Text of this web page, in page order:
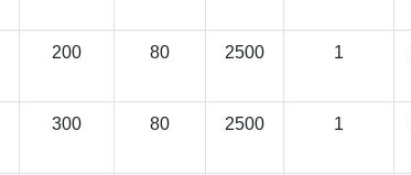
200 80 2500 1
300 80 2500 1